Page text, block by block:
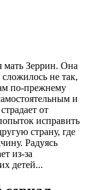
мать Зеррин. Она
не так,
по-прежнему
и
от
исправить
страну, где
Радуясь
из-за
детей...